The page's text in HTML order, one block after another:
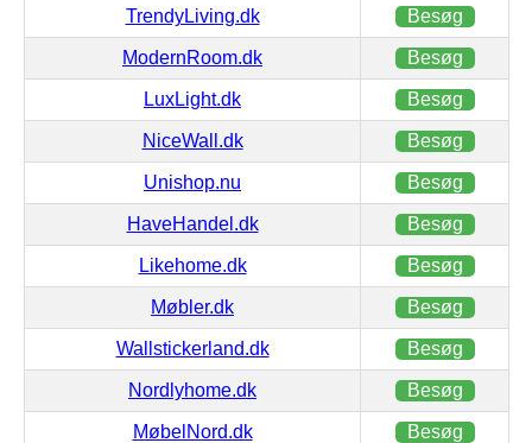
TrendyLiving.dk Besøg
ModernRoom.dk Besøg
LuxLight.dk Besøg
NiceWall.dk Besøg
Unishop.nu Besøg
HaveHandel.dk Besøg
Likehome.dk Besøg
Møbler.dk Besøg
Wallstickerland.dk Besøg
Nordlyhome.dk Besøg
MøbelNord.dk Besøg